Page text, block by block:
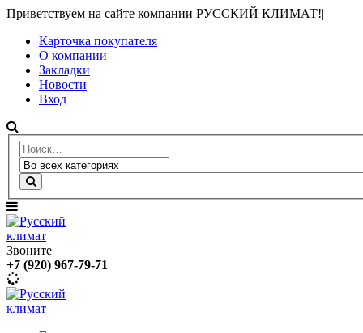
Приветствуем на сайте компании РУССКИЙ КЛИМАТ!|
Карточка покупателя
О компании
Закладки
Новости
Вход
Звоните
+7 (920) 967-79-71